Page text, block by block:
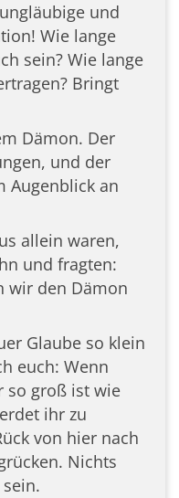
und
Wie lange
sein? Wie lange
Bringt
Dämon. Der
und der
Augenblick an
allein waren,
und fragten:
wir den Dämon
Glaube so klein
euch: Wenn
so groß ist wie
ihr zu
von hier nach
Nichts